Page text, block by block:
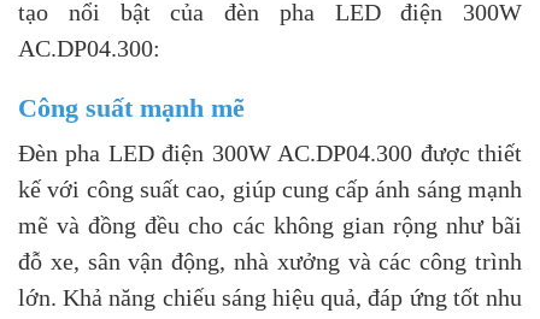
tạo nổi bật của đèn pha LED điện 300W
AC.DP04.300:
Công suất mạnh mẽ
Đèn pha LED điện 300W AC.DP04.300 được thiết
kế với công suất cao, giúp cung cấp ánh sáng mạnh
mẽ và đồng đều cho các không gian rộng như bãi
đỗ xe, sân vận động, nhà xưởng và các công trình
lớn. Khả năng chiếu sáng hiệu quả, đáp ứng tốt nhu